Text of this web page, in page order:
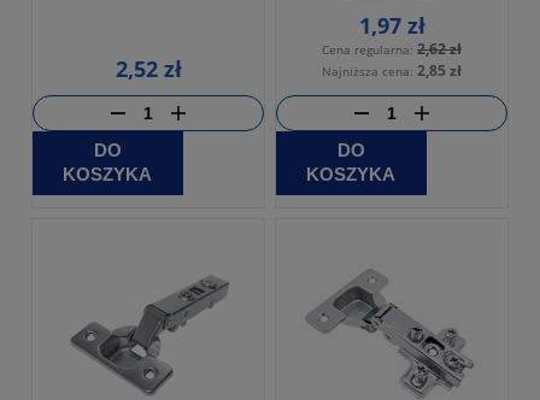
2,52 zł
DO
KOSZYKA
1,97 zł
Cena regularna: 2,62 zł
Najniższa cena: 2,85 zł
DO
KOSZYKA